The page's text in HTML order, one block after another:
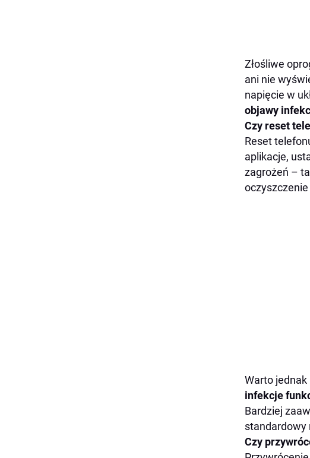
Złośliwe
ani nie
napięcie w
objawy
Czy reset
Reset
aplikacje,
zagrożeń –
Warto jednak
infekcje
Bardziej
standardowy
Czy